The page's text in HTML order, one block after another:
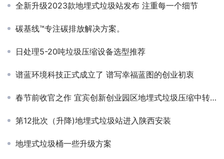
全新升级2023款地埋式垃圾站发布 注重每一个细节
碳基线™专注碳排放解决方案。
日处理5-20吨垃圾压缩设备选型推荐
谱蓝环境科技正式成立了 谱写幸福蓝图的创业初衷
春节前收官之作 宜宾创新创业园区地埋式垃圾压缩中转站安装完毕
第12批次（升降)地埋式垃圾站进入陕西安装
地埋式垃圾桶一些升级方案